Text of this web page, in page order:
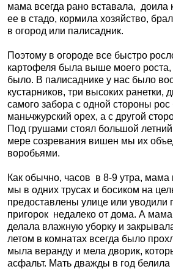
мама всегда рано вставала, доила
ее в стадо, кормила хозяйство,
в огород или палисадник.
Поэтому в огороде все быстро
картофеля была выше моего
было. В палисаднике у нас было
кустарников, три высоких ранетки,
самого забора с одной стороны
маньчжурский орех, а с другой
Под грушами стоял большой
мере созревания вишен мы их
воробьями.
Как обычно, часов в 8-9 утра, мама
мы в одних трусах и босиком на
предоставлены улице или уводили
пригорок недалеко от дома. А
делала влажную уборку и
летом в комнатах всегда было
мыла веранду и мела дворик,
асфальт. Мать дважды в год белила